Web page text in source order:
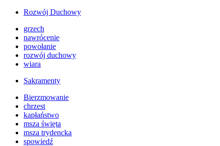
Rozwój Duchowy
grzech
nawrócenie
powołanie
rozwój duchowy
wiara
Sakramenty
Bierzmowanie
chrzest
kapłaństwo
msza święta
msza trydencka
spowiedź